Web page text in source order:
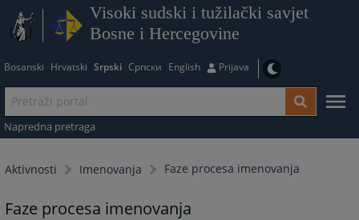
Visoki sudski i tužilački savjet
Bosne i Hercegovine
Bosanski Hrvatski Srpski Српски English Prijava
Napredna pretraga
Aktivnosti Imenovanja Faze procesa imenovanja
Faze procesa imenovanja